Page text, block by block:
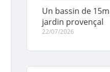
Un bassin de
jardin provençal
22/07/2026